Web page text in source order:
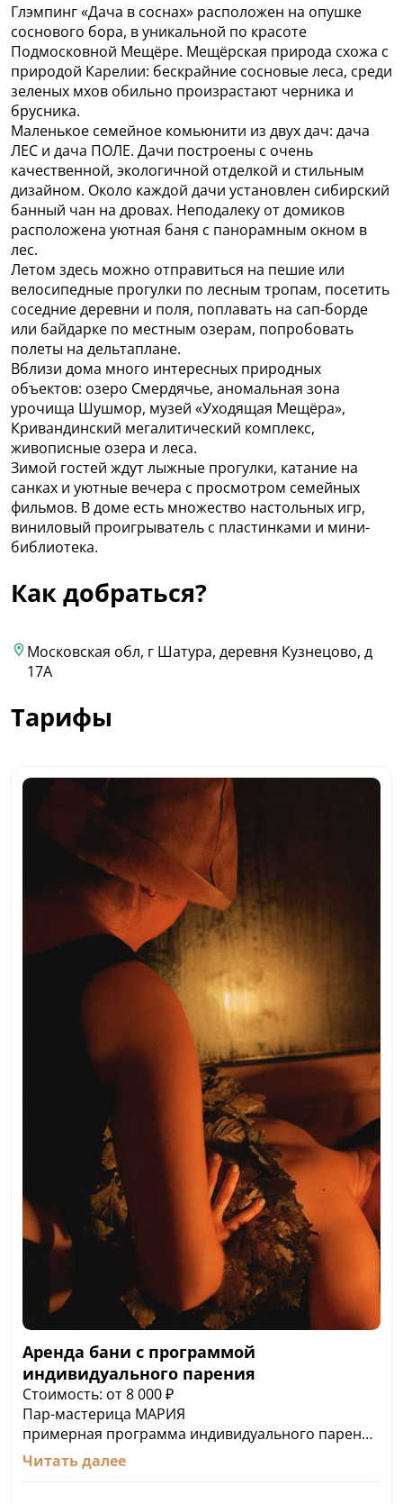
Глэмпинг «Дача в соснах» расположен на опушке
соснового бора, в уникальной по красоте
Подмосковной Мещёре. Мещёрская природа схожа с
природой Карелии: бескрайние сосновые леса, среди
зеленых мхов обильно произрастают черника и
брусника.
Маленькое семейное комьюнити из двух дач: дача
ЛЕС и дача ПОЛЕ. Дачи построены с очень
качественной, экологичной отделкой и стильным
дизайном. Около каждой дачи установлен сибирский
банный чан на дровах. Неподалеку от домиков
расположена уютная баня с панорамным окном в
лес.
Летом здесь можно отправиться на пешие или
велосипедные прогулки по лесным тропам, посетить
соседние деревни и поля, поплавать на сап-борде
или байдарке по местным озерам, попробовать
полеты на дельтаплане.
Вблизи дома много интересных природных
объектов: озеро Смердячье, аномальная зона
урочища Шушмор, музей «Уходящая Мещёра»,
Кривандинский мегалитический комплекс,
живописные озера и леса.
Зимой гостей ждут лыжные прогулки, катание на
санках и уютные вечера с просмотром семейных
фильмов. В доме есть множество настольных игр,
виниловый проигрыватель с пластинками и мини-
библиотека.
Как добраться?
Московская обл, г Шатура, деревня Кузнецово, д
17А
Тарифы
Аренда бани с программой
индивидуального парения
Стоимость: от 8 000 ₽
Пар-мастерица МАРИЯ
примерная программа индивидуального парения
▸ Первый пар, бесконтактное парение
Знакомство с ароматами трав - донник, ромашка,
Читать далее